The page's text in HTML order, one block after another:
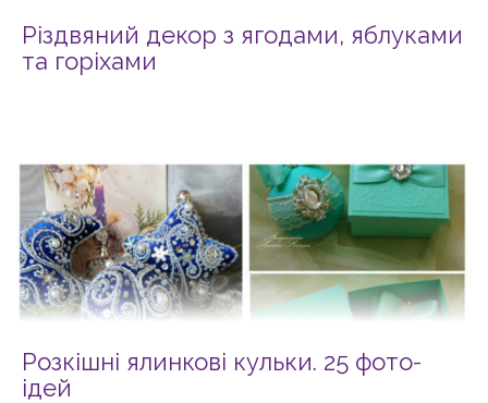
Різдвяний декор з ягодами, яблуками
та горіхами
Розкішні ялинкові кульки. 25 фото-
ідей